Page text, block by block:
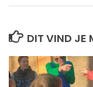
DIT VIND JE